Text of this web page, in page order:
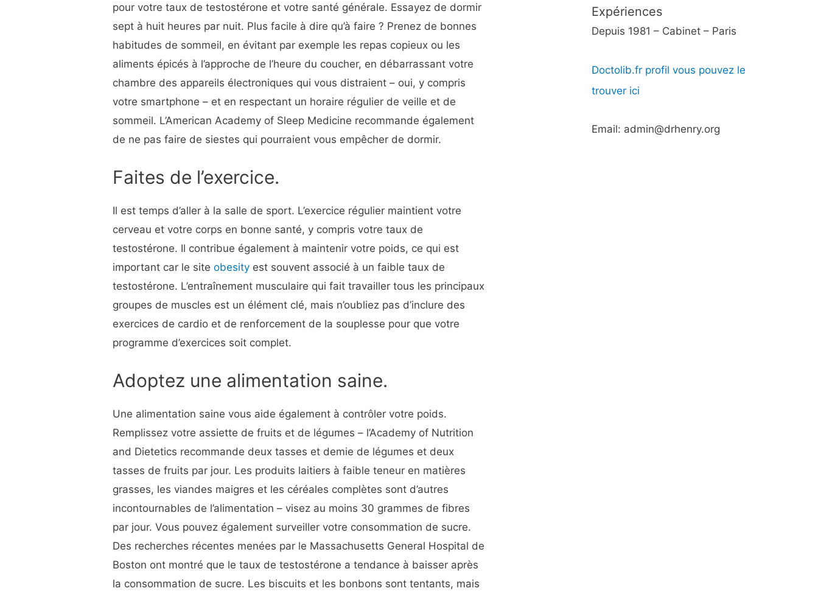
pour votre taux de testostérone et votre santé générale. Essayez de dormir
sept à huit heures par nuit. Plus facile à dire qu’à faire ? Prenez de bonnes
habitudes de sommeil, en évitant par exemple les repas copieux ou les
aliments épicés à l’approche de l’heure du coucher, en débarrassant votre
chambre des appareils électroniques qui vous distraient – oui, y compris
votre smartphone – et en respectant un horaire régulier de veille et de
sommeil. L’American Academy of Sleep Medicine recommande également
de ne pas faire de siestes qui pourraient vous empêcher de dormir.
Faites de l’exercice.
Il est temps d’aller à la salle de sport. L’exercice régulier maintient votre
cerveau et votre corps en bonne santé, y compris votre taux de
testostérone. Il contribue également à maintenir votre poids, ce qui est
important car le siteobesity est souvent associé à un faible taux de
testostérone. L’entraînement musculaire qui fait travailler tous les principaux
groupes de muscles est un élément clé, mais n’oubliez pas d’inclure des
exercices de cardio et de renforcement de la souplesse pour que votre
programme d’exercices soit complet.
Adoptez une alimentation saine.
Une alimentation saine vous aide également à contrôler votre poids.
Remplissez votre assiette de fruits et de légumes – l’Academy of Nutrition
and Dietetics recommande deux tasses et demie de légumes et deux
tasses de fruits par jour. Les produits laitiers à faible teneur en matières
grasses, les viandes maigres et les céréales complètes sont d’autres
incontournables de l’alimentation – visez au moins 30 grammes de fibres
par jour. Vous pouvez également surveiller votre consommation de sucre.
Des recherches récentes menées par le Massachusetts General Hospital de
Boston ont montré que le taux de testostérone a tendance à baisser après
la consommation de sucre. Les biscuits et les bonbons sont tentants, mais
Expériences
Depuis 1981 – Cabinet – Paris
Doctolib.fr profil vous pouvez le
trouver ici
Email: admin@drhenry.org